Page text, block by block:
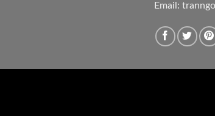
Email: